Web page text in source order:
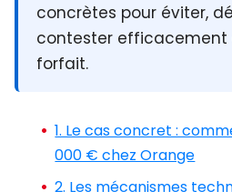
concrètes pour éviter,
contester efficacement
forfait.
1. Le cas concret :
000 € chez Orange
2. Les mécanismes